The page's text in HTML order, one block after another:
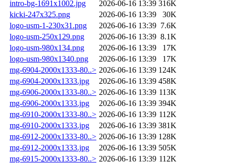
intro-bg-1691x1002.jpg
2026-06-16 13:39 316K
kicki-247x325.png
2026-06-16 13:39
30K
logo-usm-1-230x31.png
2026-06-16 13:39 7.6K
logo-usm-250x129.png
2026-06-16 13:39 8.1K
logo-usm-980x134.png
2026-06-16 13:39
17K
logo-usm-980x1340.png
2026-06-16 13:39
17K
mg-6904-2000x1333-80..> 2026-06-16 13:39 124K
mg-6904-2000x1333.jpg
2026-06-16 13:39 458K
mg-6906-2000x1333-80..> 2026-06-16 13:39 113K
mg-6906-2000x1333.jpg
2026-06-16 13:39 394K
mg-6910-2000x1333-80..> 2026-06-16 13:39 112K
mg-6910-2000x1333.jpg
2026-06-16 13:39 381K
mg-6912-2000x1333-80..> 2026-06-16 13:39 128K
mg-6912-2000x1333.jpg
2026-06-16 13:39 505K
mg-6915-2000x1333-80..> 2026-06-16 13:39 112K